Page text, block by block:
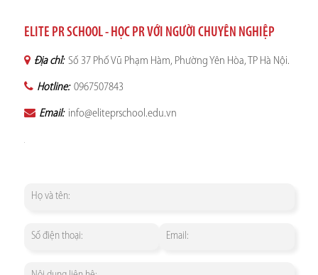
ELITE PR SCHOOL - HỌC PR VỚI NGƯỜI CHUYÊN NGHIỆP
Địa chỉ: Số 37 Phố Vũ Phạm Hàm, Phường Yên Hòa, TP Hà Nội.
Hotline: 0967507843
Email: info@eliteprschool.edu.vn